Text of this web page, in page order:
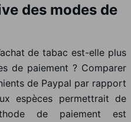
des modes de
de tabac est-elle plus
de paiement ? Comparer
de Paypal par rapport
espèces permettrait de
de paiement est